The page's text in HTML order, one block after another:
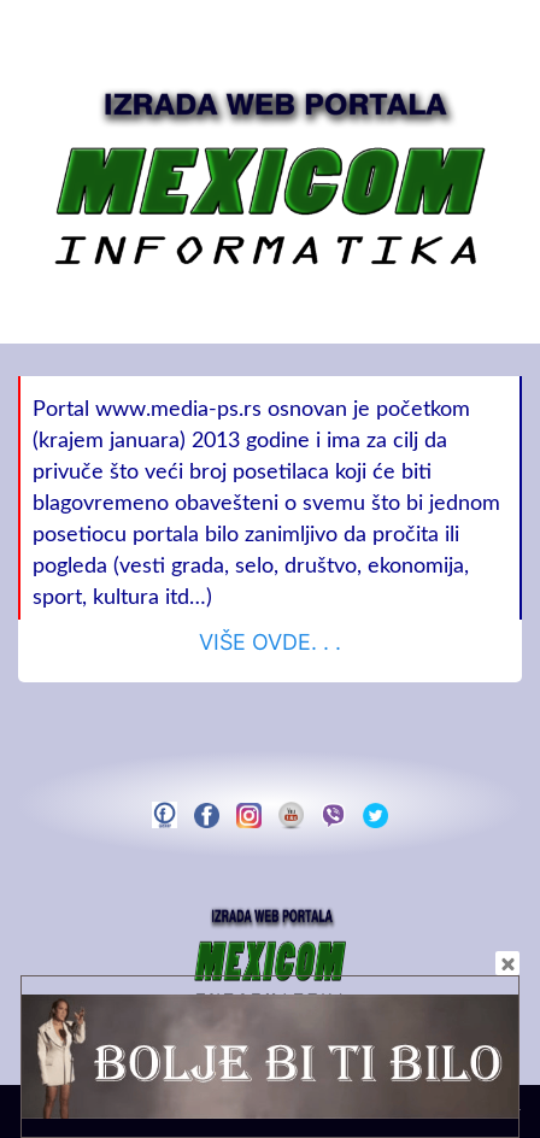
Portal www.media-ps.rs osnovan je početkom
(krajem januara) 2013 godine i ima za cilj da
privuče što veći broj posetilaca koji će biti
blagovremeno obavešteni o svemu što bi jednom
posetiocu portala bilo zanimljivo da pročita ili
pogleda (vesti grada, selo, društvo, ekonomija,
sport, kultura itd…)
VIŠE OVDE. . .